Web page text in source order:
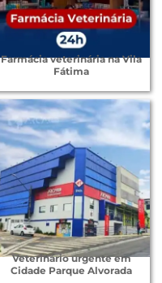
Farmácia veterinária na Vila
Fátima
Veterinário urgente em
Cidade Parque Alvorada